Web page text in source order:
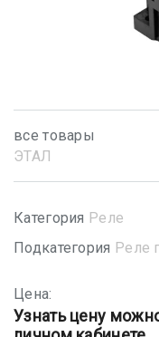
все товары
ЭТАЛ
Категория Реле
Подкатегория Реле
Цена:
Узнать цену